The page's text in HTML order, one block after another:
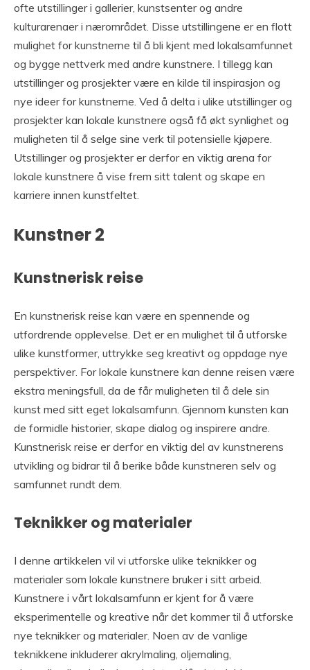
ofte utstillinger i gallerier, kunstsenter og andre
kulturarenaer i nærområdet. Disse utstillingene er en flott
mulighet for kunstnerne til å bli kjent med lokalsamfunnet
og bygge nettverk med andre kunstnere. I tillegg kan
utstillinger og prosjekter være en kilde til inspirasjon og
nye ideer for kunstnerne. Ved å delta i ulike utstillinger og
prosjekter kan lokale kunstnere også få økt synlighet og
muligheten til å selge sine verk til potensielle kjøpere.
Utstillinger og prosjekter er derfor en viktig arena for
lokale kunstnere å vise frem sitt talent og skape en
karriere innen kunstfeltet.
Kunstner 2
Kunstnerisk reise
En kunstnerisk reise kan være en spennende og
utfordrende opplevelse. Det er en mulighet til å utforske
ulike kunstformer, uttrykke seg kreativt og oppdage nye
perspektiver. For lokale kunstnere kan denne reisen være
ekstra meningsfull, da de får muligheten til å dele sin
kunst med sitt eget lokalsamfunn. Gjennom kunsten kan
de formidle historier, skape dialog og inspirere andre.
Kunstnerisk reise er derfor en viktig del av kunstnerens
utvikling og bidrar til å berike både kunstneren selv og
samfunnet rundt dem.
Teknikker og materialer
I denne artikkelen vil vi utforske ulike teknikker og
materialer som lokale kunstnere bruker i sitt arbeid.
Kunstnere i vårt lokalsamfunn er kjent for å være
eksperimentelle og kreative når det kommer til å utforske
nye teknikker og materialer. Noen av de vanlige
teknikkene inkluderer akrylmaling, oljemaling,